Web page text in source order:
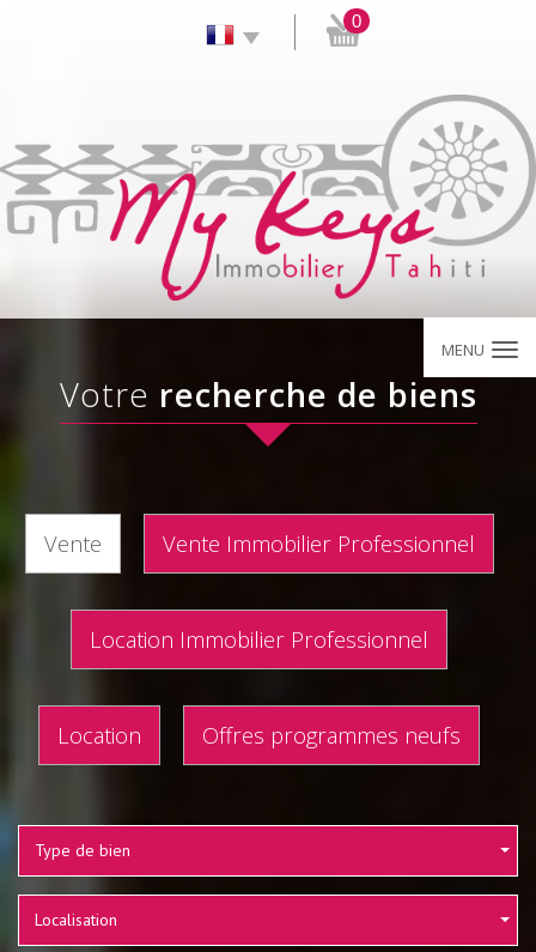
0
MENU
Votre recherche de biens
Vente Vente Immobilier Professionnel
Location Immobilier Professionnel
Location Offres programmes neufs
Type de bien
Localisation